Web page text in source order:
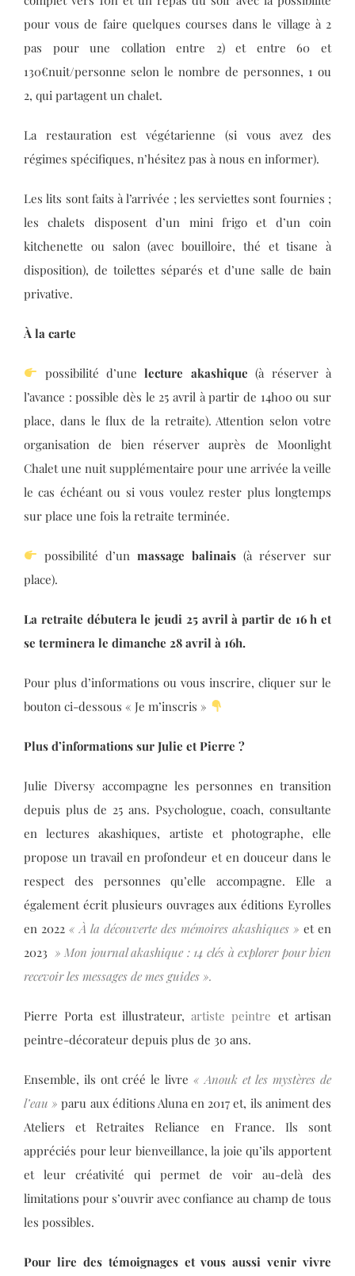
pour vous de faire quelques courses dans le village à 2
pas pour une collation entre 2) et entre 60 et
130€nuit/personne selon le nombre de personnes, 1 ou
2, qui partagent un chalet.
La restauration est végétarienne (si vous avez des
régimes spécifiques, n’hésitez pas à nous en informer).
Les lits sont faits à l’arrivée ; les serviettes sont fournies ;
les chalets disposent d’un mini frigo et d’un coin
kitchenette ou salon (avec bouilloire, thé et tisane à
disposition), de toilettes séparés et d’une salle de bain
privative.
À la carte
possibilité d’unelecture akashique (à réserver à
l’avance : possible dès le 25 avril à partir de 14h00 ou sur
place, dans le flux de la retraite). Attention selon votre
organisation de bien réserver auprès de Moonlight
Chalet une nuit supplémentaire pour une arrivée la veille
le cas échéant ou si vous voulez rester plus longtemps
sur place une fois la retraite terminée.
possibilité d’unmassage balinais (à réserver sur
place).
La retraite débutera le jeudi 25 avril à partir de 16 h et
se terminera le dimanche 28 avril à 16h.
Pour plus d’informations ou vous inscrire, cliquer sur le
bouton ci-dessous « Je m’inscris »
Plus d’informations sur Julie et Pierre ?
Julie Diversy accompagne les personnes en transition
depuis plus de 25 ans. Psychologue, coach, consultante
en lectures akashiques, artiste et photographe, elle
propose un travail en profondeur et en douceur dans le
respect des personnes qu’elle accompagne. Elle a
également écrit plusieurs ouvrages aux éditions Eyrolles
en 2022 « À la découverte des mémoires akashiques » et en
2023 » Mon journal akashique : 14 clés à explorer pour bien
recevoir les messages de mes guides ».
Pierre Porta est illustrateur,artiste peintre et artisan
peintre-décorateur depuis plus de 30 ans.
Ensemble, ils ont créé le livre « Anouk et les mystères de
l’eau » paru aux éditions Aluna en 2017 et, ils animent des
Ateliers et Retraites Reliance en France. Ils sont
appréciés pour leur bienveillance, la joie qu’ils apportent
et leur créativité qui permet de voir au-delà des
limitations pour s’ouvrir avec confiance au champ de tous
les possibles.
Pour lire des témoignages et vous aussi venir vivre